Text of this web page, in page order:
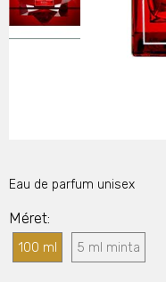
Eau de parfum unisex
Méret
100 ml 5 ml minta